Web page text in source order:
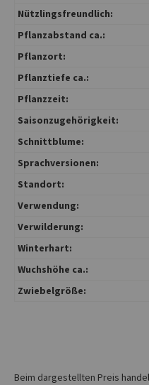
Nützlingsfreundlich:
Pflanzabstand ca.:
Pflanzort:
Pflanztiefe ca.:
Pflanzzeit:
Saisonzugehörigkeit:
Schnittblume:
Sprachversionen:
Standort:
Verwendung:
Verwilderung:
Winterhart:
Wuchshöhe ca.:
Zwiebelgröße:
Beim dargestellten Preis